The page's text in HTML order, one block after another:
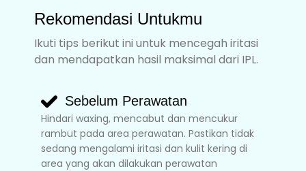
Rekomendasi Untukmu
Ikuti tips berikut ini untuk mencegah iritasi
dan mendapatkan hasil maksimal dari IPL.
Sebelum Perawatan
Hindari waxing, mencabut dan mencukur
rambut pada area perawatan. Pastikan tidak
sedang mengalami iritasi dan kulit kering di
area yang akan dilakukan perawatan